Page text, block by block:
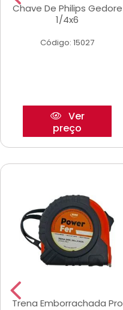
Chave De Philips Gedore
1/4x6
Código: 15027
Ver
preço
Trena Emborrachada Pro